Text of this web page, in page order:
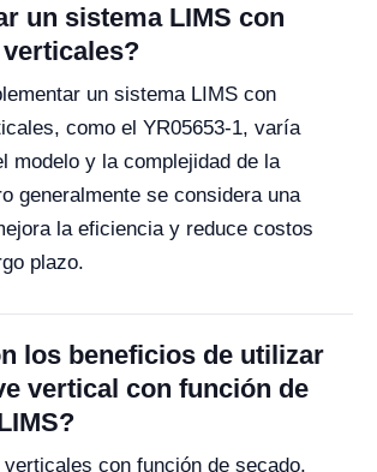
un sistema LIMS con
un sistema LIMS con
como el YR05653-1, varía
modelo y la complejidad de la
generalmente se considera una
la eficiencia y reduce costos
plazo.
los beneficios de utilizar
vertical con función de
con función de secado,